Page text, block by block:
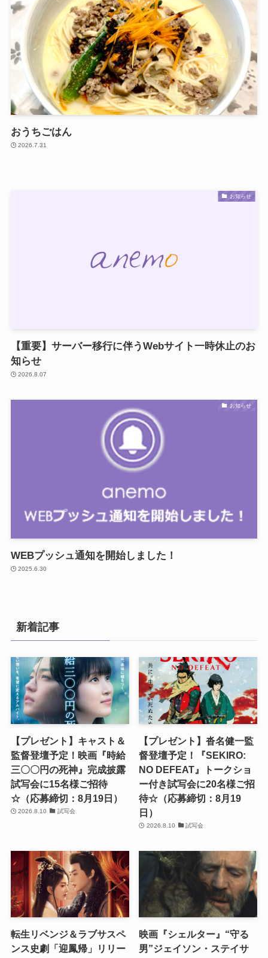
おうちごはん
2026.7.31
お知らせ
【重要】サーバー移行に伴うWebサイト一時休止のお
知らせ
2026.8.07
お知らせ
WEBプッシュ通知を開始しました！
2025.6.30
新着記事
【プレゼント】キャスト＆
監督登壇予定！映画『時給
三〇〇円の死神』完成披露
試写会に15名様ご招待
☆（応募締切：8月19日）
2026.8.10 試写会
【プレゼント】沓名健一監
督登壇予定！『SEKIRO:
NO DEFEAT』トークショ
ー付き試写会に20名様ご招
待☆（応募締切：8月19
日）
2026.8.10 試写会
転生リベンジ＆ラブサスペ
ンス史劇「迎鳳帰」リリー
映画『シェルター』“守る
男”ジェイソン・ステイサ